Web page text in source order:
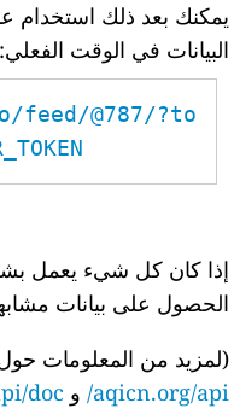
البيانات في الوقت الفعلي:
@787/?to
إذا كان كل شيء يعمل
الحصول على بيانات
(لمزيد من المعلومات
aqicn.org/api/ و doc/